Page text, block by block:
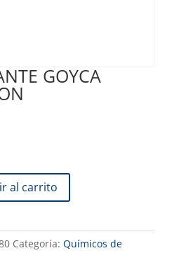
GOYCA
al carrito
Categoría: Químicos de